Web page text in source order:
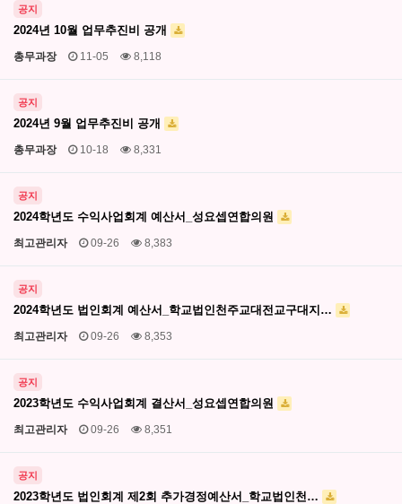
공지
2024년 10월 업무추진비 공개
총무과장 11-05 8,118
공지
2024년 9월 업무추진비 공개
총무과장 10-18 8,331
공지
2024학년도 수익사업회계 예산서_성요셉연합의원
최고관리자 09-26 8,383
공지
2024학년도 법인회계 예산서_학교법인천주교대전교구대지…
최고관리자 09-26 8,353
공지
2023학년도 수익사업회계 결산서_성요셉연합의원
최고관리자 09-26 8,351
공지
2023학년도 법인회계 제2회 추가경정예산서_학교법인천…